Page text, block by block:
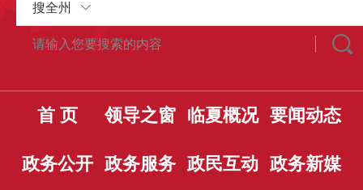
搜全州
首 页 领导之窗 临夏概况 要闻动态
政务公开 政务服务 政民互动 政务新媒